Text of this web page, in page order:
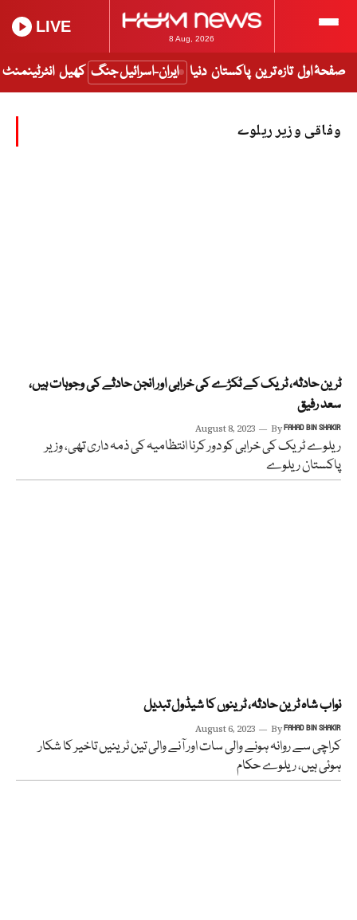
8 Aug, 2026
LIVE
صفحۂ اول تازہ ترین پاکستان دنیا ایران-اسرائیل جنگ کھیل انٹرٹینمنٹ
وفاقی وزیر ریلوے
ٹرین حادثہ، ٹریک کے ٹکڑے کی خرابی اور انجن حادثے کی وجوہات ہیں،
سعد رفیق
August 8, 2023 ByFAHAD BIN SHAKIR
ریلوے ٹریک کی خرابی کو دور کرنا انتظامیہ کی ذمہ داری تھی، وزیر
پاکستان ریلوے
نواب شاہ ٹرین حادثہ، ٹرینوں کا شیڈول تبدیل
August 6, 2023 ByFAHAD BIN SHAKIR
کراچی سے روانہ ہونے والی سات اور آنے والی تین ٹرینیں تاخیر کا شکار
ہوئی ہیں، ریلوے حکام